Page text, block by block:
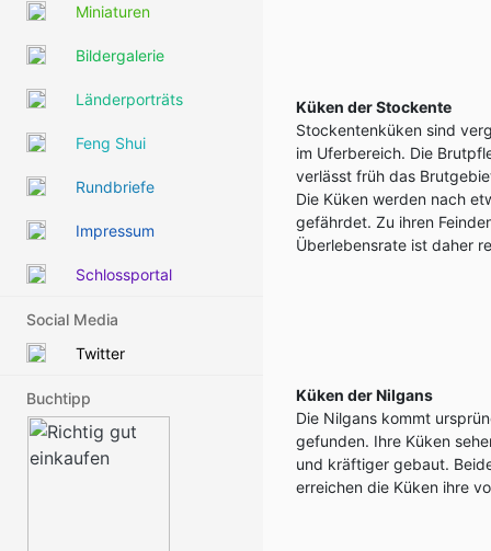
Miniaturen
Bildergalerie
Länderporträts
Feng Shui
Rundbriefe
Impressum
Schlossportal
Social Media
Twitter
Buchtipp
Küken der Stockente
Stockentenküken sind
im Uferbereich. Die
verlässt früh das
Die Küken werden nach
gefährdet. Zu ihren
Überlebensrate ist daher
Küken der Nilgans
Die Nilgans kommt
gefunden. Ihre Küken
und kräftiger gebaut.
erreichen die Küken ihre